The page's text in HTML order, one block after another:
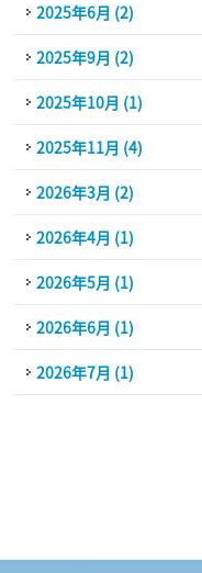
2025年6月 (2)
2025年9月 (2)
2025年10月 (1)
2025年11月 (4)
2026年3月 (2)
2026年4月 (1)
2026年5月 (1)
2026年6月 (1)
2026年7月 (1)